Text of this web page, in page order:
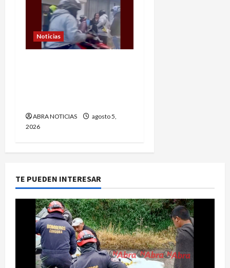
Noticias
ABRA NOTICIAS
agosto 5,
2026
TE PUEDEN INTERESAR